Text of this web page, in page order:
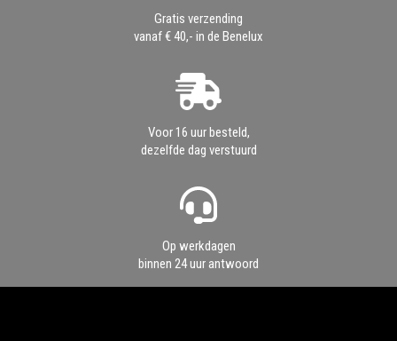
Gratis verzending
vanaf € 40,- in de Benelux
Voor 16 uur besteld,
dezelfde dag verstuurd
Op werkdagen
binnen 24 uur antwoord